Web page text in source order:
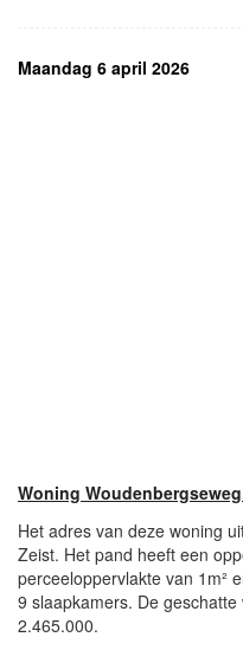
Maandag 6 april 2026
Woning
Het adres van deze woning
Zeist. Het pand heeft een
perceeloppervlakte van 1m²
9 slaapkamers. De
2.465.000.